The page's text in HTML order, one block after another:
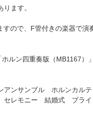
ます。
ので、F管付きの楽器で
ホルン四重奏版（MB1167）
アンサンブル ホルンカ
レモニー 結婚式 ブライ